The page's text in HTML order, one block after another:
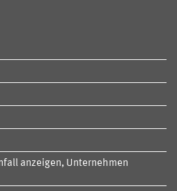
anzeigen, Unternehmen